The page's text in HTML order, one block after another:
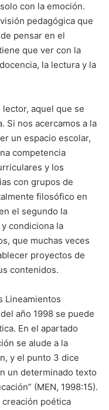
con la emoción.
pedagógica que
pensar en el
que ver con la
la lectura y la
aquel que se
Si nos acercamos a la
un espacio escolar,
competencia
y los
con grupos de
filosófico en
el segundo la
condiciona la
que muchas veces
proyectos de
contenidos.
Lineamientos
año 1998 se puede
En el apartado
se alude a la
y el punto 3 dice
un determinado texto
(MEN, 1998:15).
poética